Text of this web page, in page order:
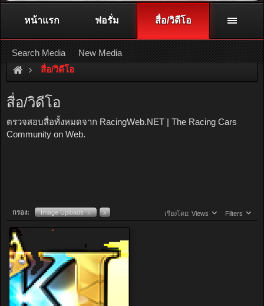
ติดต่อลงโฆษณา racingweb@gmail.comหรือโทร. 081-811-1138
หรืออ่านรายละเอียดเพิ่มเติม คลิกที่นี่
สื่อ/วิดีโอ
สื่อ/วิดีโอ
ตรวจสอบสื่อทั้งหมดจาก RacingWeb.NET | The Racing Cars
Community on Web.
กรอง: Image Uploads x x เรียงโดย: Views Filters
หน้าแรก ฟอรั่ม สื่อ/วิดีโอ
Search Media New Media